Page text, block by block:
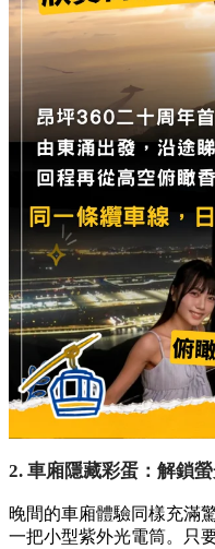
2. 車廂隱藏彩蛋：解鎖
晚間的車廂體驗同樣充滿
一把小型紫外光電筒。只